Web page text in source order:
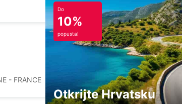
SURGERES - FRANCE
- FRANCE
Do
10%
popusta!
Otkrijte Hrvatsku